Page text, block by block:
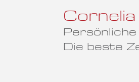
Die beste